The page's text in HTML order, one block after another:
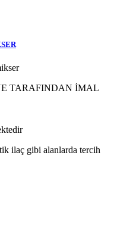
TARAFINDAN İMAL
ilaç gibi alanlarda tercih